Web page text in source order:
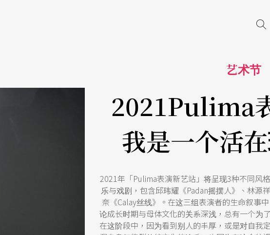
艺术节
2021Pulima
我是一个活
2021年「Pulima表演新艺站」将呈现3种不同风
乐与戏剧，包含邱玮耀《Padan摇摆人》、林源
奈《Calay丝线》。在这三组表演者的生命叙事
论成长时期与母体文化的关系深浅，总有一个为
在这阶段中，因为看到别人的丰厚，或是对自我